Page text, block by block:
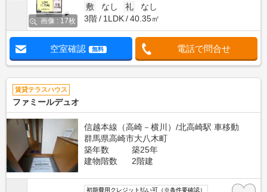
画像 : 17枚
敷
なし 礼
なし
3階
1LDK 40.35㎡
空室確認 無料 電話で問合せ
賃貸テラスハウス
ファミールデュオ
信越本線（高崎－横川）/北高崎駅 車移動
群馬県高崎市大八木町
築年数
築25年
建物階数
2階建
初期費用クレジット払い可（※条件要確認）